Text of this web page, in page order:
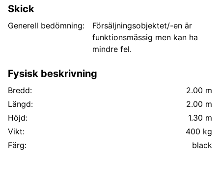
Skick
Generell bedömning:
Försäljningsobjektet/-en är
funktionsmässig men kan ha
mindre fel.
Fysisk beskrivning
Bredd:
2.00 m
Längd:
2.00 m
Höjd:
1.30 m
Vikt:
400 kg
Färg:
black